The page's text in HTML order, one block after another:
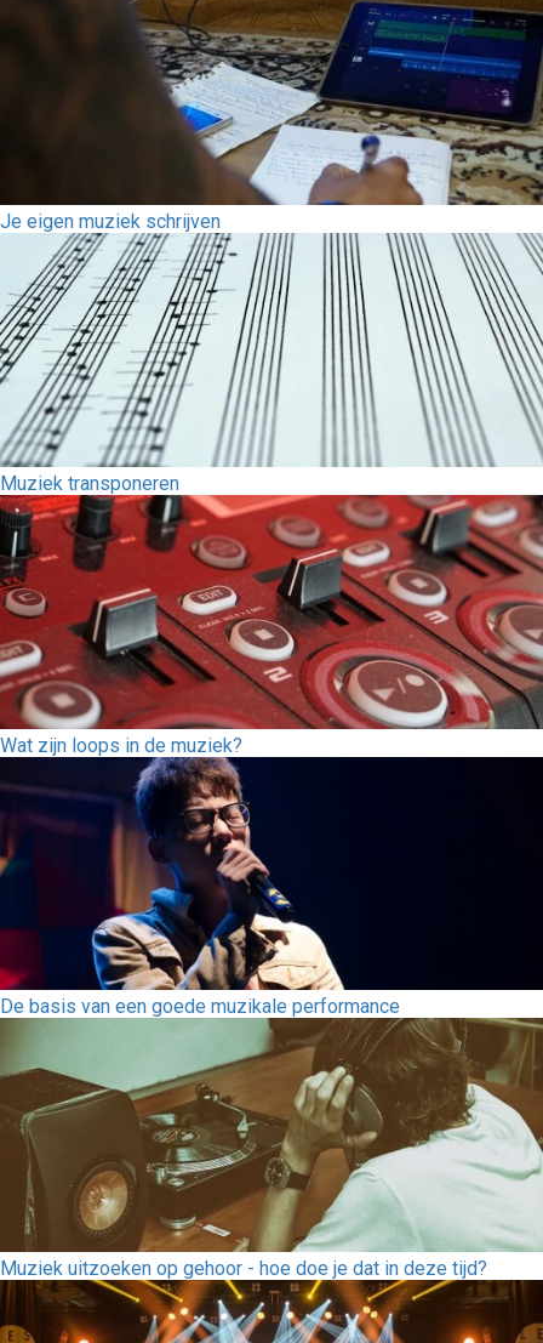
Je eigen muziek schrijven
Muziek transponeren
Wat zijn loops in de muziek?
De basis van een goede muzikale performance
Muziek uitzoeken op gehoor - hoe doe je dat in deze tijd?